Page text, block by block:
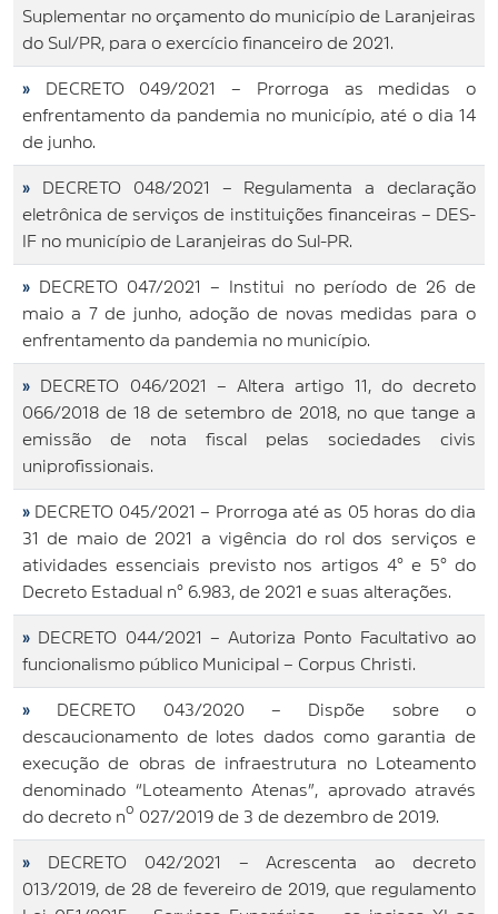
Suplementar no orçamento do município de Laranjeiras
do Sul/PR, para o exercício financeiro de 2021.
»
DECRETO 049/2021 – Prorroga as medidas o
enfrentamento da pandemia no município, até o dia 14
de junho.
»
DECRETO 048/2021 – Regulamenta a declaração
eletrônica de serviços de instituições financeiras – DES-
IF no município de Laranjeiras do Sul-PR.
»
DECRETO 047/2021 – Institui no período de 26 de
maio a 7 de junho, adoção de novas medidas para o
enfrentamento da pandemia no município.
»
DECRETO 046/2021 – Altera artigo 11, do decreto
066/2018 de 18 de setembro de 2018, no que tange a
emissão de nota fiscal pelas sociedades civis
uniprofissionais.
» DECRETO 045/2021 – Prorroga até as 05 horas do dia
31 de maio de 2021 a vigência do rol dos serviços e
atividades essenciais previsto nos artigos 4° e 5° do
Decreto Estadual n° 6.983, de 2021 e suas alterações.
» DECRETO 044/2021 – Autoriza Ponto Facultativo ao
funcionalismo público Municipal – Corpus Christi.
»
DECRETO 043/2020 – Dispõe sobre o
descaucionamento de lotes dados como garantia de
execução de obras de infraestrutura no Loteamento
denominado “Loteamento Atenas”, aprovado através
do decreto nº 027/2019 de 3 de dezembro de 2019.
»
DECRETO 042/2021 – Acrescenta ao decreto
013/2019, de 28 de fevereiro de 2019, que regulamento